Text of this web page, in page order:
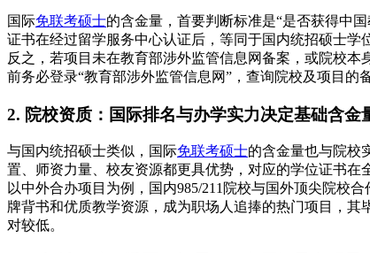
国际免联考硕士的含金量，首要判断标准是“是否获得中
证书在经过留学服务中心认证后，等同于国内统招硕士学
反之，若项目未在教育部涉外监管信息网备案，或院校
前务必登录“教育部涉外监管信息网”，查询院校及项目的
2. 院校资质：国际排名与办学实力决定基础含金
与国内统招硕士类似，国际免联考硕士的含金量也与院校
置、师资力量、校友资源都更具优势，对应的学位证书在
以中外合办项目为例，国内985/211院校与国外顶尖院校
牌背书和优质教学资源，成为职场人追捧的热门项目，
对较低。